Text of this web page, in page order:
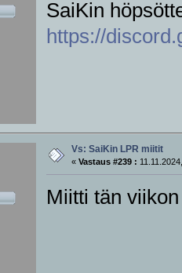
SaiKin
https://
Vs: SaiKin LPR miitit
« Vastaus #239 :
Miitti tän